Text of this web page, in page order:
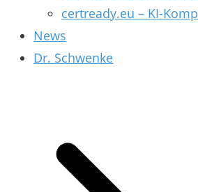
certready.eu – KI-
News
Dr. Schwenke